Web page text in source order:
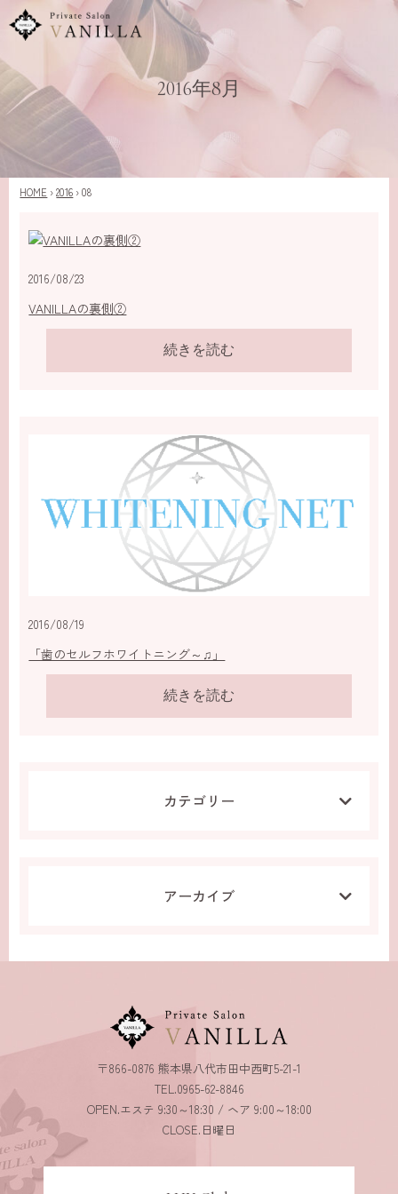
2016年8月
HOME › 2016 ›08
2016/08/23
VANILLAの裏側②
続きを読む
2016/08/19
「歯のセルフホワイトニング～♫」
続きを読む
カテゴリー
アーカイブ
〒866-0876 熊本県八代市田中西町5-21-1
TEL.0965-62-8846
OPEN.エステ 9:30～18:30 / ヘア 9:00～18:00
CLOSE.日曜日